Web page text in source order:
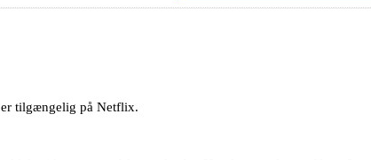
er tilgængelig på Netflix.